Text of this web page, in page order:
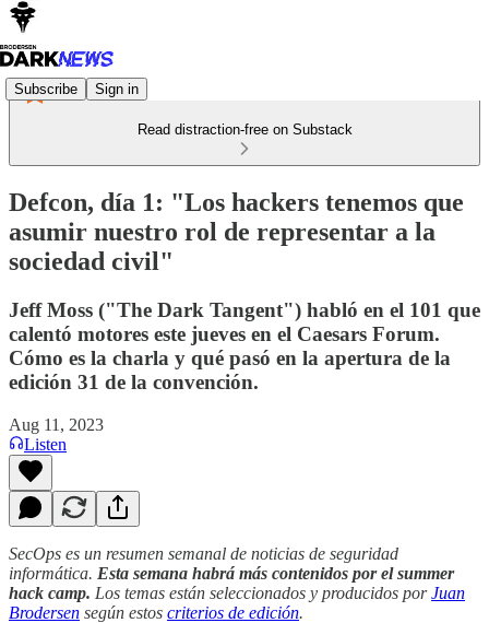
Subscribe Sign in
Read distraction-free on Substack
Defcon, día 1: "Los hackers tenemos que
asumir nuestro rol de representar a la
sociedad civil"
Jeff Moss ("The Dark Tangent") habló en el 101 que
calentó motores este jueves en el Caesars Forum.
Cómo es la charla y qué pasó en la apertura de la
edición 31 de la convención.
Aug 11, 2023
Listen
SecOps es un resumen semanal de noticias de seguridad
informática. Esta semana habrá más contenidos por el summer
hack camp. Los temas están seleccionados y producidos porJuan
Brodersen según estos criterios de edición.